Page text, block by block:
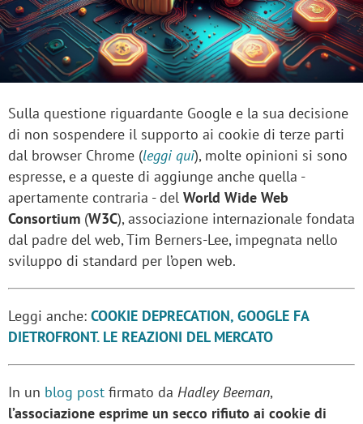
Sulla questione riguardante Google e la sua decisione
di non sospendere il supporto ai cookie di terze parti
dal browser Chrome (leggi qui), molte opinioni si sono
espresse, e a queste di aggiunge anche quella -
apertamente contraria - del World Wide Web
Consortium (W3C), associazione internazionale fondata
dal padre del web, Tim Berners-Lee, impegnata nello
sviluppo di standard per l’open web.
Leggi anche: COOKIE DEPRECATION, GOOGLE FA
DIETROFRONT. LE REAZIONI DEL MERCATO
In un blog post firmato da Hadley Beeman,
l’associazione esprime un secco rifiuto ai cookie di